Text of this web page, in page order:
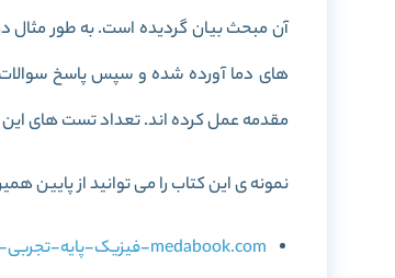
آن مبحث بیان گردیده است. به طور مثال
های دما آورده شده و سپس پاسخ
مقدمه عمل کرده اند. تعداد تست های این کتاب 2759 تا است. جلد اول 296 صفحه و جلد دوم
نمونه ی این کتاب را می توانید از پایین
medabook.com-فیزیک-پایه-تجربی-جلد2-خیلی-سبز.pdf